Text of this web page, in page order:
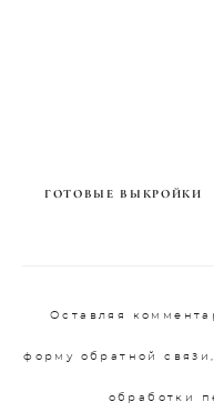
ГОТОВЫЕ ВЫКРОЙКИ
Оставляя
форму обратной
обработки